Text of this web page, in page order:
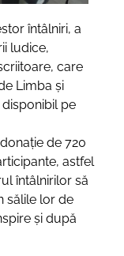
întâlniri, a
ludice,
care
Limba și
pe
de 720
astfel
întâlnirilor să
sălile lor de
și după